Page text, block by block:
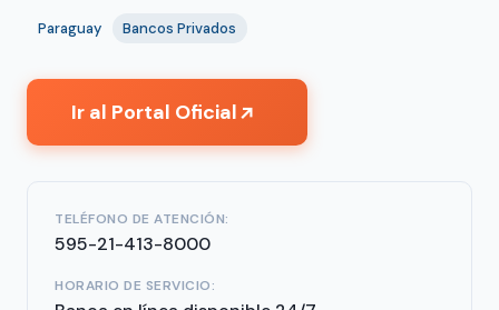
Paraguay Bancos Privados
Ir al Portal Oficial↗
TELÉFONO DE ATENCIÓN:
595-21-413-8000
HORARIO DE SERVICIO: